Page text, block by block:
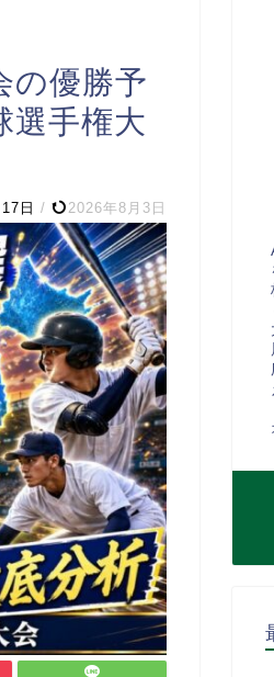
の優勝予
選手権大
日 / 2026年8月3日